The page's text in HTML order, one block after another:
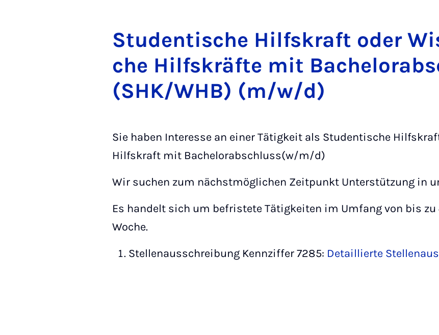
Stu­den­ti­sche Hilfs­kraft oder
che Hilfs­kräf­te mit
(SHK/WHB) (m/w/d)
Sie haben Interesse an einer Tätigkeit als Studentische
Hilfskraft mit Bachelorabschluss(w/m/d)
Wir suchen zum nächstmöglichen Zeitpunkt Unterstützung in
Es handelt sich um befristete Tätigkeiten im Umfang von bis zu
Woche.
Stellenausschreibung Kennziffer 7285: Detaillierte